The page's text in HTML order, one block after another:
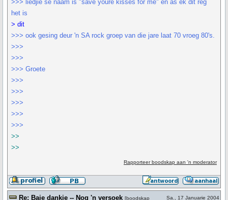
>>> liedjie se naam is "save youre kisses for me" en as ek dit reg
het is
> dit
>>> ook gesing deur 'n SA rock groep van die jare laat 70 vroeg 80's.
>>>
>>>
>>> Groete
>>>
>>>
>>>
>>>
>>>
>>
>>
Rapporteer boodskap aan 'n moderator
Re: Baie dankie -- Nog 'n versoek [boodskap
Sa., 17 Januarie 2004